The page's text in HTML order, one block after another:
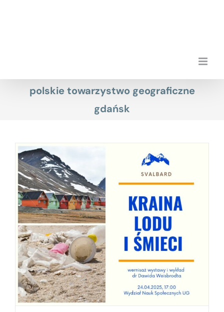
polskie towarzystwo geograficzne
gdańsk